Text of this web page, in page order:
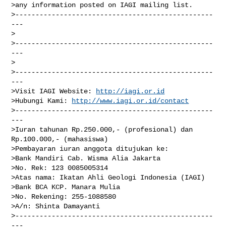
>any information posted on IAGI mailing list.
>-------------------------------------------------
---
>
>-------------------------------------------------
---
>
>-------------------------------------------------
---
>Visit IAGI Website:
http://iagi.or.id
>Hubungi Kami:
http://www.iagi.or.id/contact
>-------------------------------------------------
---
>Iuran tahunan Rp.250.000,- (profesional) dan
Rp.100.000,- (mahasiswa)
>Pembayaran iuran anggota ditujukan ke:
>Bank Mandiri Cab. Wisma Alia Jakarta
>No. Rek: 123 0085005314
>Atas nama: Ikatan Ahli Geologi Indonesia (IAGI)
>Bank BCA KCP. Manara Mulia
>No. Rekening: 255-1088580
>A/n: Shinta Damayanti
>-------------------------------------------------
---